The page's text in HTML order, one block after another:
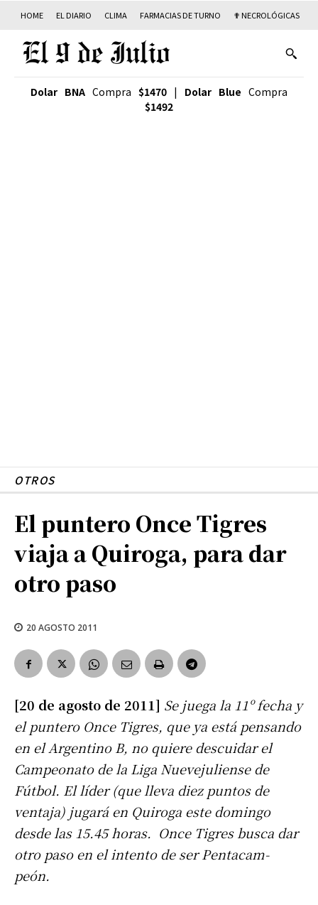
HOME EL DIARIO CLIMA FARMACIAS DE TURNO ✟ NECROLÓGICAS
Dolar BNA Compra $1470 | Dolar Blue Compra
$1492
OTROS
El puntero Once Tigres
viaja a Quiroga, para dar
otro paso
20 AGOSTO 2011
[20 de agosto de 2011] Se juega la 11º fecha y
el puntero Once Tigres, que ya está pensando
en el Argentino B, no quiere descuidar el
Campeonato de la Liga Nuevejuliense de
Fútbol. El líder (que lleva diez puntos de
ventaja) jugará en Quiroga este domingo
desde las 15.45 horas. Once Tigres busca dar
otro paso en el intento de ser Pentacam-
peón.